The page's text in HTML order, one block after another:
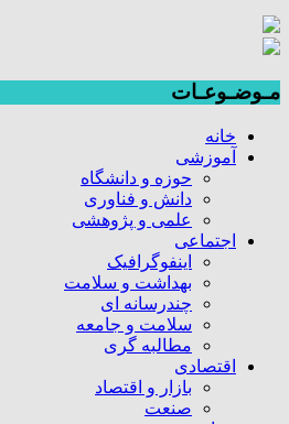
مـوضـوعـات
خانه
آموزشی
حوزه و دانشگاه
دانش و فناوری
علمی و پژوهشی
اجتماعی
اینفوگرافیک
بهداشت و سلامت
چندرسانه ای
سلامت و جامعه
مطالبه گری
اقتصادی
بازار و اقتصاد
صنعت